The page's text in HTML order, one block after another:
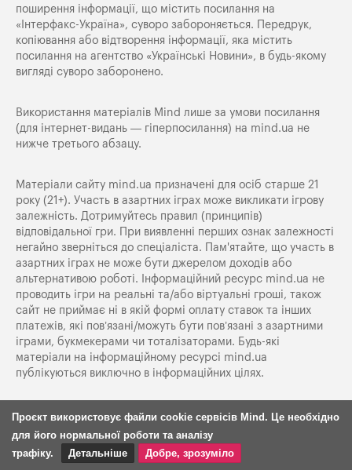
поширення iнформацiї, що мiстить посилання на
«Iнтерфакс-Україна», суворо забороняється. Передрук,
копіювання або відтворення інформації, яка містить
посилання на агентство «Українські Новини», в будь-якому
вигляді суворо заборонено.
Використання матеріалів Mind лише за умови посилання
(для інтернет-видань — гіперпосилання) на mind.ua не
нижче третього абзацу.
Матеріали сайту mind.ua призначені для осіб старше 21
року (21+). Участь в азартних іграх може викликати ігрову
залежність. Дотримуйтесь правил (принципів)
відповідальної гри. При виявленні перших ознак залежності
негайно зверніться до спеціаліста. Пам'ятайте, що участь в
азартних іграх не може бути джерелом доходів або
альтернативою роботі. Інформаційний ресурс mind.ua не
проводить ігри на реальні та/або віртуальні гроші, також
сайт не приймає ні в якій формі оплату ставок та інших
платежів, які пов’язані/можуть бути пов’язані з азартними
іграми, букмекерами чи тоталізаторами. Будь-які
матеріали на інформаційному ресурсі mind.ua
публікуються виключно в інформаційних цілях.
Редакційна політика
Політика ШІ
Проєкт використовує файли cookie сервісів Mind. Це необхідно
для його нормальної роботи та аналізу
трафіку.
Детальніше Добре, зрозуміло